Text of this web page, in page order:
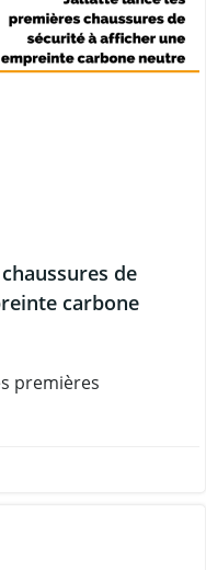
de
carbone
premières